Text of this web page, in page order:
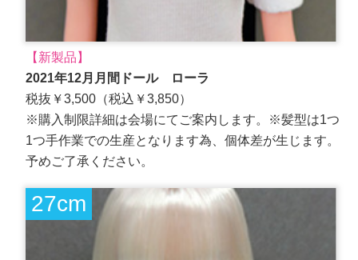
【新製品】
2021年12月月間ドール ローラ
税抜￥3,500（税込￥3,850）
※購入制限詳細は会場にてご案内します。※髪型は1つ
1つ手作業での生産となります為、個体差が生じます。
予めご了承ください。
27cm